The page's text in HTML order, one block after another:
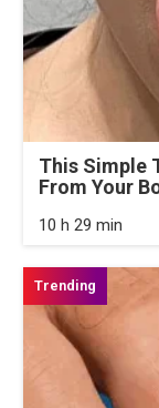
This Simple
From Your
10 h 29 min